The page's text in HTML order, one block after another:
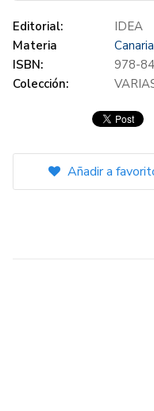
Editorial:
IDEA
Materia
ISBN:
978-
Colección:
Añadir a